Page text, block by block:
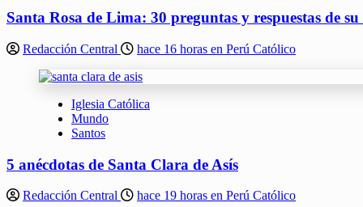
Santa Rosa de Lima: 30 preguntas y respuestas de
Redacción Central hace 16 horas en Perú Católico
Iglesia Católica
Mundo
Santos
5 anécdotas de Santa Clara de Asís
Redacción Central hace 19 horas en Perú Católico